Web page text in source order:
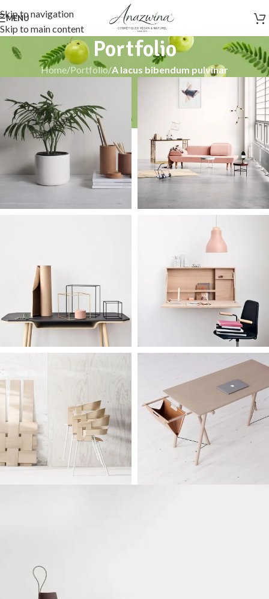
Skip to navigation
Skip to main content
MENU
Portfolio
Home/Portfolio/A lacus bibendum pulvinar